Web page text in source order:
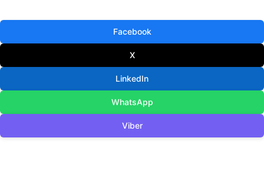
Facebook
X
LinkedIn
WhatsApp
Viber